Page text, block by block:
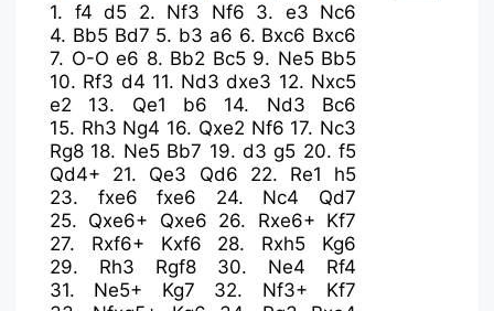
1. f4 d5 2. Nf3 Nf6 3. e3 Nc6
4. Bb5 Bd7 5. b3 a6 6. Bxc6 Bxc6
7. O-O e6 8. Bb2 Bc5 9. Ne5 Bb5
10. Rf3 d4 11. Nd3 dxe3 12. Nxc5
e2
13. Qe1 b6 14. Nd3
Bc6
15. Rh3 Ng4 16. Qxe2 Nf6 17. Nc3
Rg8 18. Ne5 Bb7 19. d3 g5 20. f5
Qd4+
21. Qe3 Qd6 22. Re1
h5
23. fxe6 fxe6 24. Nc4
Qd7
25. Qxe6+ Qxe6 26. Rxe6+ Kf7
27. Rxf6+ Kxf6 28. Rxh5
Kg6
29. Rh3 Rgf8 30. Ne4
Rf4
31. Ne5+ Kg7 32. Nf3+
Kf7